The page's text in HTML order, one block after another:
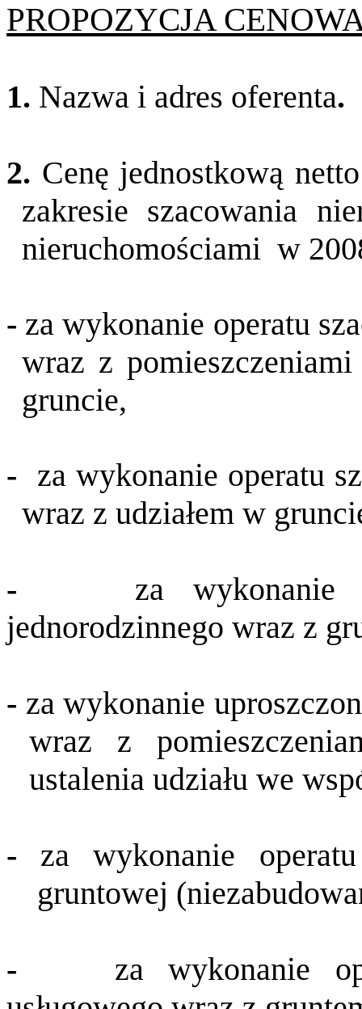
PROPOZYCJA
1. Nazwa i adres oferenta.
2. Cenę jednostkową
zakresie szacowania
nieruchomościami w
- za wykonanie operatu
wraz z
gruncie,
- za wykonanie operatu
wraz z udziałem w
-
za wykonanie
jednorodzinnego wraz z
- za wykonanie
wraz z
ustalenia udziału we
- za wykonanie
gruntowej
-
za wykonanie